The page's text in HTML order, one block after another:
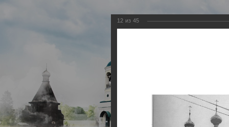
12 из 45